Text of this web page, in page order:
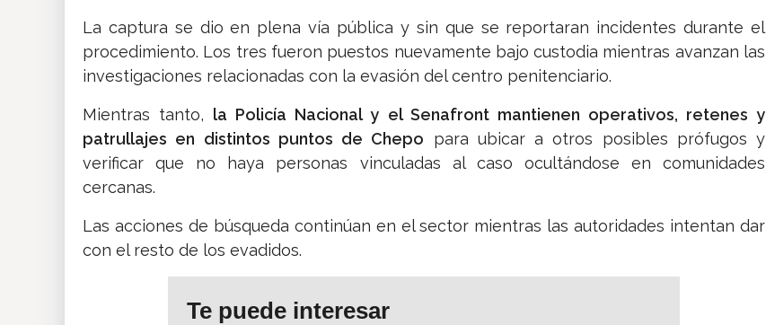
La captura se dio en plena vía pública y sin que se reportaran incidentes durante el
procedimiento. Los tres fueron puestos nuevamente bajo custodia mientras avanzan las
investigaciones relacionadas con la evasión del centro penitenciario.
Mientras tanto, la Policía Nacional y el Senafront mantienen operativos, retenes y
patrullajes en distintos puntos de Chepo para ubicar a otros posibles prófugos y
verificar que no haya personas vinculadas al caso ocultándose en comunidades
cercanas.
Las acciones de búsqueda continúan en el sector mientras las autoridades intentan dar
con el resto de los evadidos.
Te puede interesar